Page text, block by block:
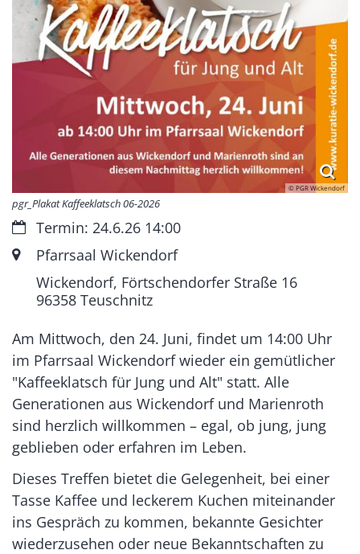
© PGR Wickendorf
pgr_Plakat Kaffeeklatsch 06-2026
Datum:Termin: 24.6.26 14:00
Ort: Pfarrsaal Wickendorf
Wickendorf, Förtschendorfer Straße 16
96358 Teuschnitz
Am Mittwoch, den 24. Juni, findet um 14:00 Uhr
im Pfarrsaal Wickendorf wieder ein gemütlicher
"Kaffeeklatsch für Jung und Alt" statt. Alle
Generationen aus Wickendorf und Marienroth
sind herzlich willkommen – egal, ob jung, jung
geblieben oder erfahren im Leben.
Dieses Treffen bietet die Gelegenheit, bei einer
Tasse Kaffee und leckerem Kuchen miteinander
ins Gespräch zu kommen, bekannte Gesichter
wiederzusehen oder neue Bekanntschaften zu